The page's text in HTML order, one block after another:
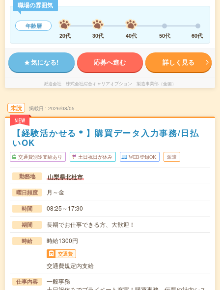
職場の雰囲気
年齢層
20代
30代 40代 50代 60代
気になる! 応募へ進む 詳しく見る
派遣会社 株式会社綜合キャリアオプション 製造事業部（全国）
未読
NEW
掲載日 2026/08/05
【経験活かせる＊】購買データ入力事務/日払
いOK
交通費別途支給あり 土日祝日が休み WEB登録OK 派遣
勤務地 山梨県北杜市
曜日頻度 月～金
時間 08:25～17:30
期間 長期でお仕事できる方、大歓迎！
時給 時給1300円
交通費
交通費規定内支給
仕事内容
一般事務